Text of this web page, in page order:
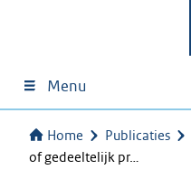
Menu
Home Publicaties
of gedeeltelijk pr…